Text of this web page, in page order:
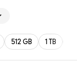
512 GB 1 TB